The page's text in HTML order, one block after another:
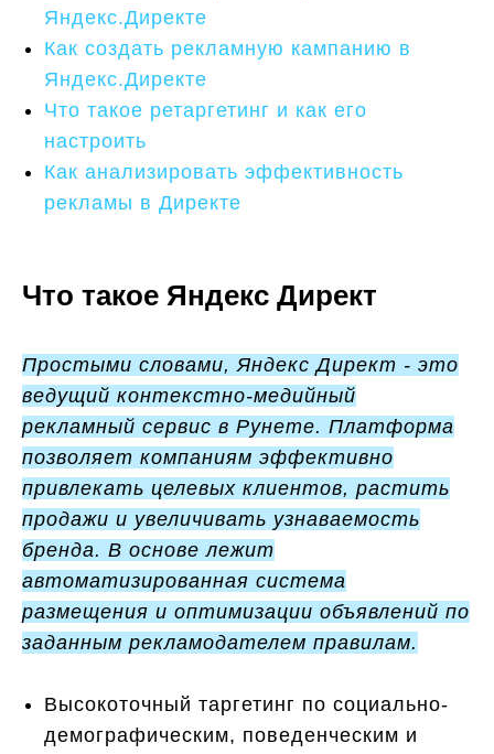
Яндекс.Директе
Как создать рекламную кампанию в
Яндекс.Директе
Что такое ретаргетинг и как его
настроить
Как анализировать эффективность
рекламы в Директе
Что такое Яндекс Директ
Простыми словами, Яндекс Директ - это
ведущий контекстно-медийный
рекламный сервис в Рунете. Платформа
позволяет компаниям эффективно
привлекать целевых клиентов, растить
продажи и увеличивать узнаваемость
бренда. В основе лежит
автоматизированная система
размещения и оптимизации объявлений по
заданным рекламодателем правилам.
Высокоточный таргетинг по социально-
демографическим, поведенческим и